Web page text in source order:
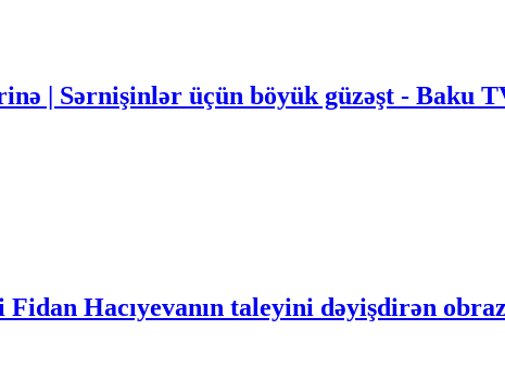
| Sərnişinlər üçün böyük güzəşt - Baku
Hacıyevanın taleyini dəyişdirən